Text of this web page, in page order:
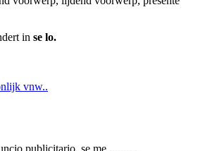
in se lo.
vnw..
publicitario, se me ........ .